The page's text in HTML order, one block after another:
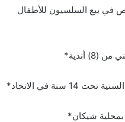
في بيع السلسيون للأطفال
في الاتحاد*
بمحلية شيكان*